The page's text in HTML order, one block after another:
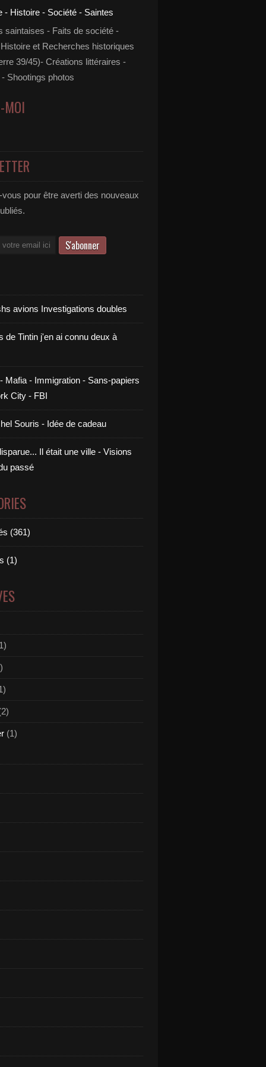
saintaises - Faits de société -
et Recherches historiques
39/45)- Créations littéraires -
Shootings photos
MOI
pour être averti des nouveaux
avions Investigations doubles
de Tintin j'en ai connu deux à
Mafia - Immigration - Sans-papiers
City - FBI
Souris - Idée de cadeau
Il était une ville - Visions
passé
(361)
(1)
(1)